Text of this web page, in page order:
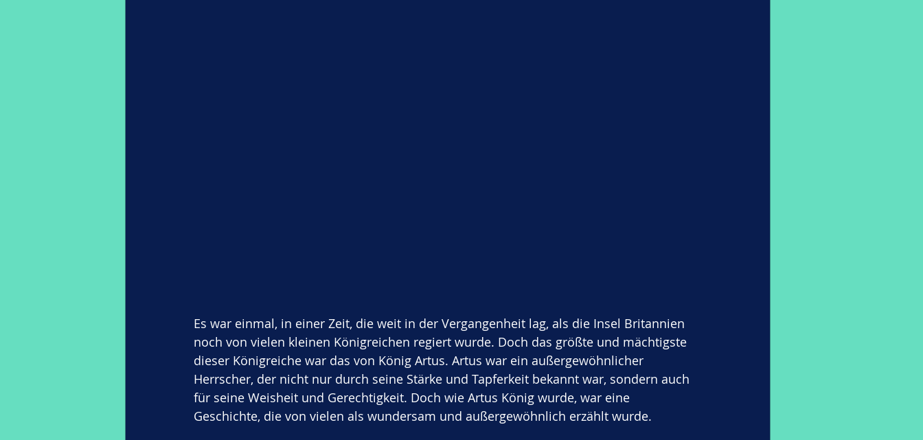
Es war einmal, in einer Zeit, die weit in der Vergangenheit lag, als die Insel Britannien
noch von vielen kleinen Königreichen regiert wurde. Doch das größte und mächtigste
dieser Königreiche war das von König Artus. Artus war ein außergewöhnlicher
Herrscher, der nicht nur durch seine Stärke und Tapferkeit bekannt war, sondern auch
für seine Weisheit und Gerechtigkeit. Doch wie Artus König wurde, war eine
Geschichte, die von vielen als wundersam und außergewöhnlich erzählt wurde.